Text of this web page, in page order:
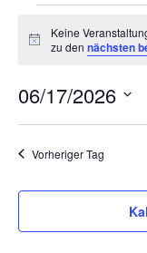
Hinweis
Keine
zu den nächsten
06/17/2026
Datum
wählen.
Vorheriger Tag